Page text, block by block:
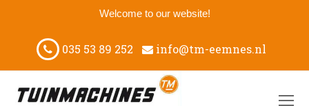
Welcome to our website!
035 53 89 252 info@tm-eemnes.nl